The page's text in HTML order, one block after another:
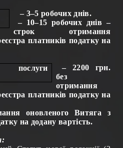
– 3–5 робочих днів.
– 10–15 робочих днів –
строк отримання
платників податку на
– 2200 грн.
без
отримання
платників податку на
оновленого Витяга з
на додану вартість.